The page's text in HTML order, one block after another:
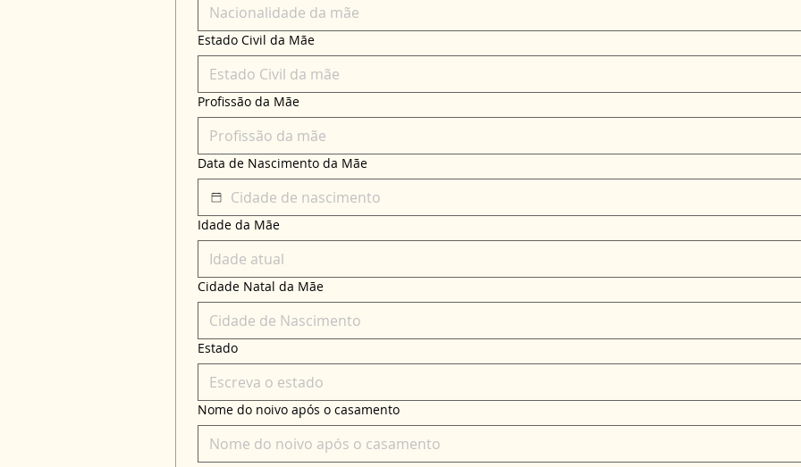
Estado Civil da Mãe
Profissão da Mãe
Data de Nascimento da Mãe
Idade da Mãe
Cidade Natal da Mãe
Estado
Nome do noivo após o casamento